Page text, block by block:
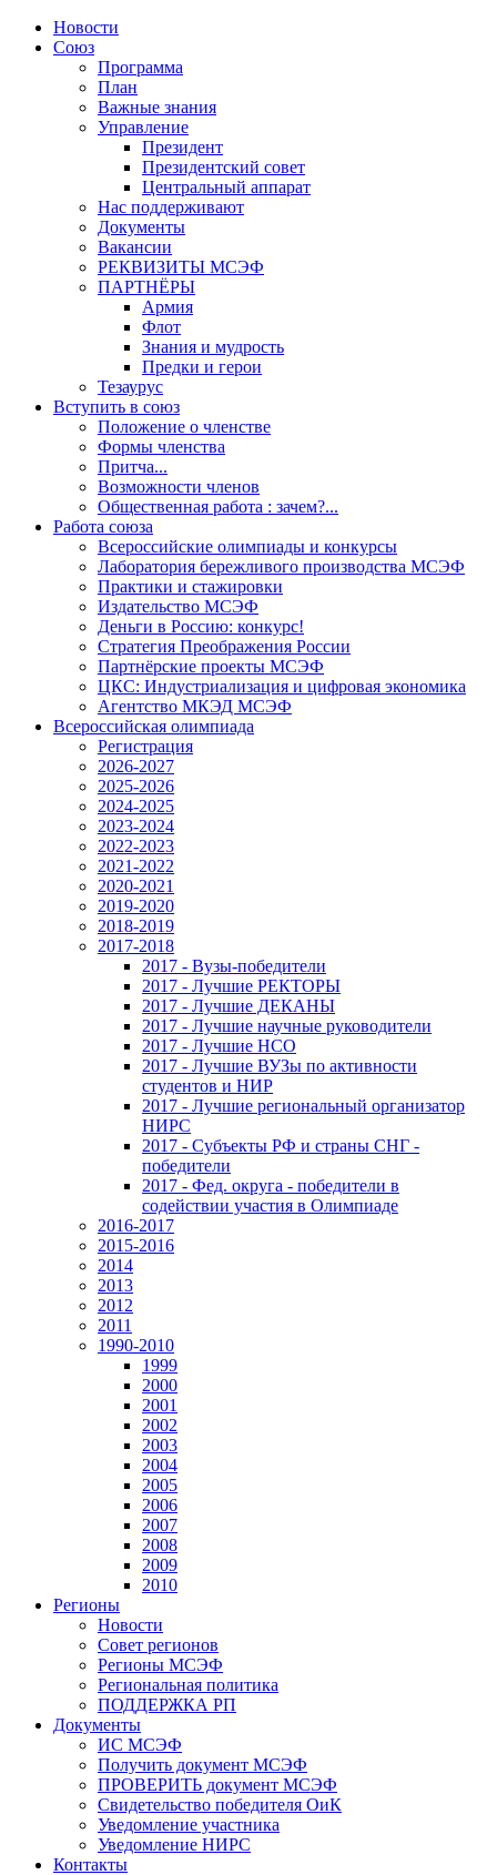
Новости
Союз
Программа
План
Важные знания
Управление
Президент
Президентский совет
Центральный аппарат
Нас поддерживают
Документы
Вакансии
РЕКВИЗИТЫ МСЭФ
ПАРТНЁРЫ
Армия
Флот
Знания и мудрость
Предки и герои
Тезаурус
Вступить в союз
Положение о членстве
Формы членства
Притча...
Возможности членов
Общественная работа : зачем?...
Работа союза
Всероссийские олимпиады и конкурсы
Лаборатория бережливого производства МСЭФ
Практики и стажировки
Издательство МСЭФ
Деньги в Россию: конкурс!
Стратегия Преображения России
Партнёрские проекты МСЭФ
ЦКС: Индустриализация и цифровая экономика
Агентство МКЭД МСЭФ
Всероссийская олимпиада
Регистрация
2026-2027
2025-2026
2024-2025
2023-2024
2022-2023
2021-2022
2020-2021
2019-2020
2018-2019
2017-2018
2017 - Вузы-победители
2017 - Лучшие РЕКТОРЫ
2017 - Лучшие ДЕКАНЫ
2017 - Лучшие научные руководители
2017 - Лучшие НСО
2017 - Лучшие ВУЗы по активности
студентов и НИР
2017 - Лучшие региональный организатор
НИРС
2017 - Субъекты РФ и страны СНГ -
победители
2017 - Фед. округа - победители в
содействии участия в Олимпиаде
2016-2017
2015-2016
2014
2013
2012
2011
1990-2010
1999
2000
2001
2002
2003
2004
2005
2006
2007
2008
2009
2010
Регионы
Новости
Совет регионов
Регионы МСЭФ
Региональная политика
ПОДДЕРЖКА РП
Документы
ИС МСЭФ
Получить документ МСЭФ
ПРОВЕРИТЬ документ МСЭФ
Свидетельство победителя ОиК
Уведомление участника
Уведомление НИРС
Контакты